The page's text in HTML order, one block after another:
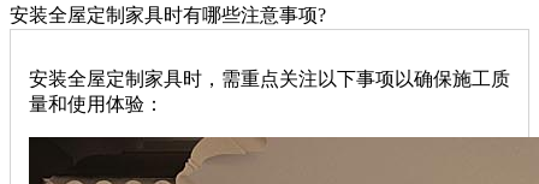
安装全屋定制家具时有哪些注意事项?
安装全屋定制家具时，需重点关注以下事项以确保施工质
量和使用体验：